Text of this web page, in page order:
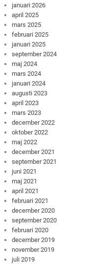
januari 2026
april 2025
mars 2025
februari 2025
januari 2025
september 2024
maj 2024
mars 2024
januari 2024
augusti 2023
april 2023
mars 2023
december 2022
oktober 2022
maj 2022
december 2021
september 2021
juni 2021
maj 2021
april 2021
februari 2021
december 2020
september 2020
februari 2020
december 2019
november 2019
juli 2019